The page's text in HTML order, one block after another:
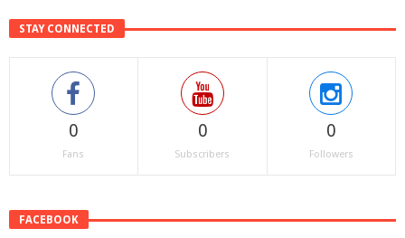
STAY CONNECTED
0
Fans
0
Subscribers
0
Followers
FACEBOOK